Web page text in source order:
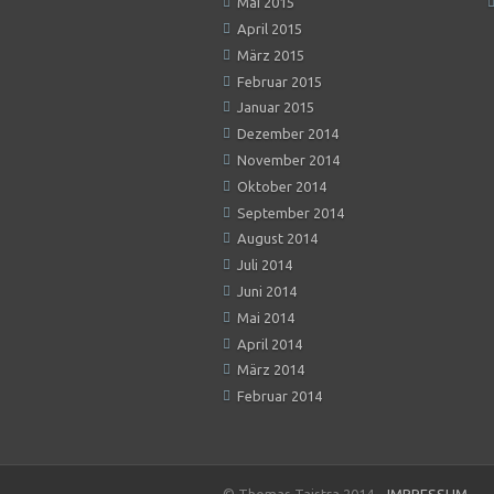
April 2015
März 2015
Februar 2015
Januar 2015
Dezember 2014
November 2014
Oktober 2014
September 2014
August 2014
Juli 2014
Juni 2014
Mai 2014
April 2014
März 2014
Februar 2014